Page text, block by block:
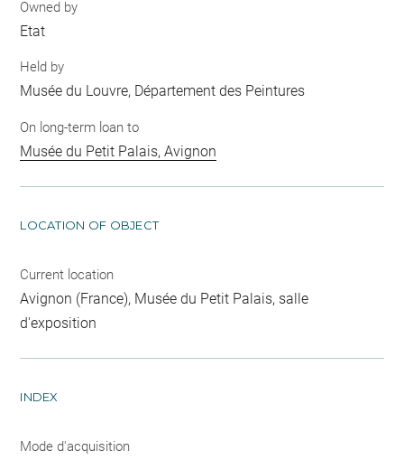
Owned by
Etat
Held by
Musée du Louvre, Département des Peintures
On long-term loan to
Musée du Petit Palais, Avignon
LOCATION OF OBJECT
Current location
Avignon (France), Musée du Petit Palais, salle
d'exposition
INDEX
Mode d'acquisition